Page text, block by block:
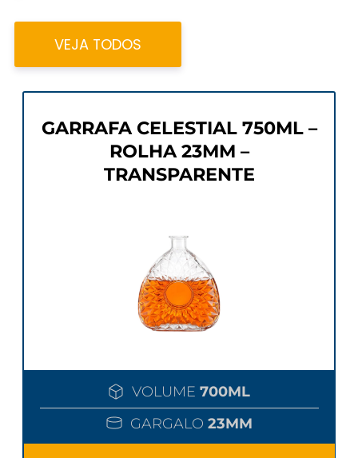
VEJA TODOS
GARRAFA CELESTIAL 750ML –
ROLHA 23MM –
TRANSPARENTE
VOLUME 700ML
GARGALO 23MM